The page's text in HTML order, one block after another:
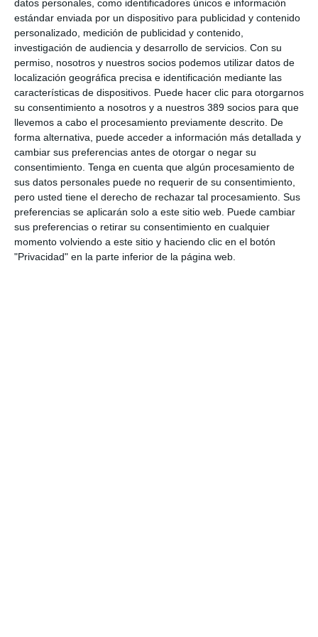
datos personales, como identificadores únicos e información
estándar enviada por un dispositivo para publicidad y contenido
personalizado, medición de publicidad y contenido,
investigación de audiencia y desarrollo de servicios. Con su
permiso, nosotros y nuestros socios podemos utilizar datos de
localización geográfica precisa e identificación mediante las
características de dispositivos. Puede hacer clic para otorgarnos
su consentimiento a nosotros y a nuestros 389 socios para que
llevemos a cabo el procesamiento previamente descrito. De
forma alternativa, puede acceder a información más detallada y
cambiar sus preferencias antes de otorgar o negar su
consentimiento. Tenga en cuenta que algún procesamiento de
sus datos personales puede no requerir de su consentimiento,
pero usted tiene el derecho de rechazar tal procesamiento. Sus
preferencias se aplicarán solo a este sitio web. Puede cambiar
sus preferencias o retirar su consentimiento en cualquier
momento volviendo a este sitio y haciendo clic en el botón
"Privacidad" en la parte inferior de la página web.
sobre el futuro de la profesión. Para la institución colegial, la
Presidencia de Honor de la Casa Real subraya la importancia
social y económica del sector asegurador y de la figura del
mediador.
Si quiere recibir diariamente y GRATIS noticias como esta,
pinche aquí.
LO ÚLTIMO
Reale asegura la 72ª edición del Festival Internacional de Teatro
Clásico de Mérida
Aún quedan reglamentos pendientes para completar la Ley
5/2025 del seguro obligatorio
Swiss Re aumenta su beneficio neto un 9% hasta los 2.800
millones de dólares en el primer semestre
Avanza: "El seguro continúa canalizando el ahorro de las